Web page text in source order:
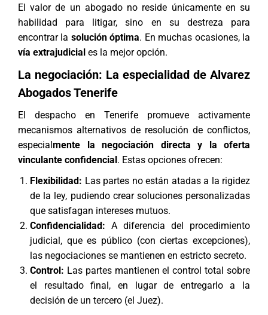
El valor de un abogado no reside únicamente en su
habilidad para litigar, sino en su destreza para
encontrar la solución óptima. En muchas ocasiones, la
vía extrajudicial es la mejor opción.
La negociación: La especialidad de Alvarez
Abogados Tenerife
El despacho en Tenerife promueve activamente
mecanismos alternativos de resolución de conflictos,
especialmente la negociación directa y la oferta
vinculante confidencial. Estas opciones ofrecen:
Flexibilidad: Las partes no están atadas a la rigidez
de la ley, pudiendo crear soluciones personalizadas
que satisfagan intereses mutuos.
Confidencialidad: A diferencia del procedimiento
judicial, que es público (con ciertas excepciones),
las negociaciones se mantienen en estricto secreto.
Control: Las partes mantienen el control total sobre
el resultado final, en lugar de entregarlo a la
decisión de un tercero (el Juez).